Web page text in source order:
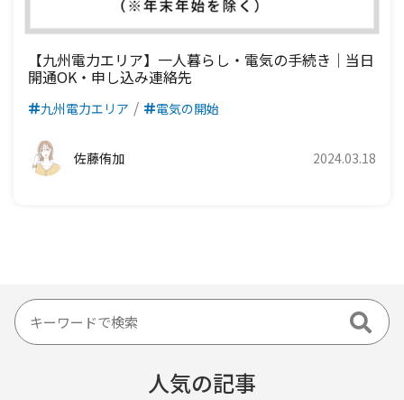
【九州電力エリア】一人暮らし・電気の手続き｜当日
開通OK・申し込み連絡先
九州電力エリア 電気の開始
佐藤侑加 2024.03.18
人気の記事